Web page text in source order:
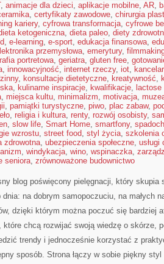
, animacje dla dzieci, aplikacje mobilne, AR,
, certyfikaty zawodowe, chirurgia
kariery, cyfrowa transformacja, cyfrowe
ketogeniczna, dieta paleo, diety
, e-learning, e-sport, edukacja finansowa,
przemysłowa, emerytury,
portretowa, geriatra, gluten free,
, innowacyjność, internet rzeczy, iot,
, konsultacje dietetyczne, kreatywność,
, kulinarne inspiracje, kwalifikacje, lactose
, miejsca kultu, minimalizm, motivacja,
, pamiątki turystyczne, piwo, plac zabaw,
, religia i kultura, renty, rozwój osobisty,
, slow life, Smart Home, smartfony,
wzrostu, street food, styl życia, szkolenia
zdrowotna, ubezpieczenia społeczne, usługi
, windykacja, wino, wspinaczka,
seniora, zrównoważone budownictwo
blog poświęcony pielęgnacji, który skupia
dnia: na dobrym samopoczuciu, na małych
dzięki którym można poczuć się bardziej
które chcą rozwijać swoją wiedzę o skórze,
trendy i jednocześnie korzystać z
sposób. Strona łączy w sobie piękny